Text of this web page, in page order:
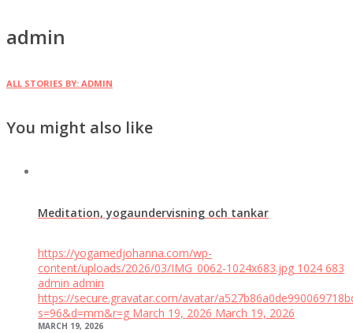
admin
ALL STORIES BY: ADMIN
You might also like
Meditation, yogaundervisning och tankar
https://yogamedjohanna.com/wp-
content/uploads/2026/03/IMG_0062-1024x683.jpg 1024 683
admin admin
https://secure.gravatar.com/avatar/
s=96&d=mm&r=g March 19, 2026 March 19, 2026
MARCH 19, 2026